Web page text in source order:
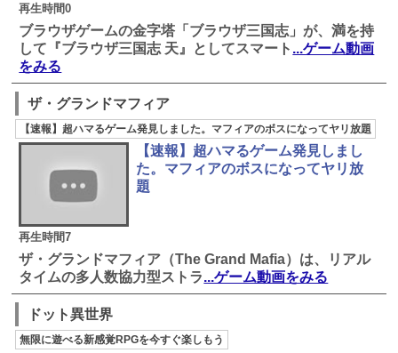
再生時間0
ブラウザゲームの金字塔「ブラウザ三国志」が、満を持
して『ブラウザ三国志 天』としてスマート ...ゲーム動画
をみる
ザ・グランドマフィア
【速報】超ハマるゲーム発見しました。マフィアのボスになってヤリ放題
再生時間7
【速報】超ハマるゲーム発見しまし
た。マフィアのボスになってヤリ放
題
ザ・グランドマフィア（The Grand Mafia）は、リアル
タイムの多人数協力型ストラ...ゲーム動画をみる
ドット異世界
無限に遊べる新感覚RPGを今すぐ楽しもう